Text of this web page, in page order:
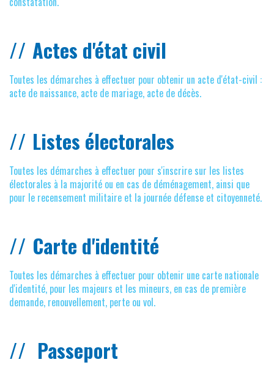
Actes d'état civil
Toutes les démarches à effectuer pour obtenir un acte d'état-civil :
acte de naissance, acte de mariage, acte de décès.
Listes électorales
Toutes les démarches à effectuer pour s'inscrire sur les listes
électorales à la majorité ou en cas de déménagement, ainsi que
pour le recensement militaire et la journée défense et citoyenneté.
Carte d'identité
Toutes les démarches à effectuer pour obtenir une carte nationale
d'identité, pour les majeurs et les mineurs, en cas de première
demande, renouvellement, perte ou vol.
Passeport